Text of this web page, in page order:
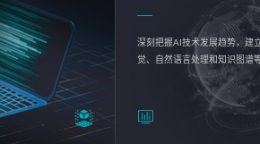
深刻把握AI技术发展趋势，建
觉、自然语言处理和知识图谱
续优化企业数智化转型加速